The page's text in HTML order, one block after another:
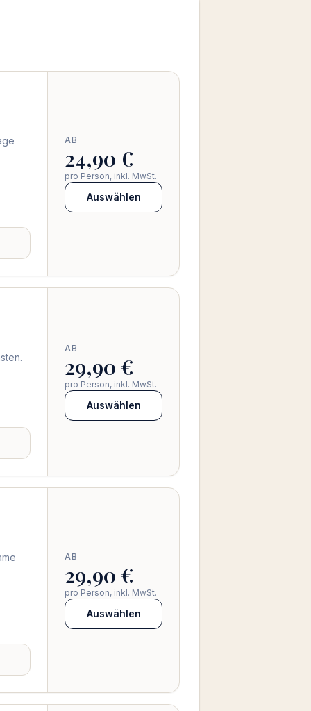
AB
24,90 €
pro Person, inkl. MwSt.
Auswählen
AB
29,90 €
pro Person, inkl. MwSt.
Auswählen
AB
29,90 €
pro Person, inkl. MwSt.
Auswählen